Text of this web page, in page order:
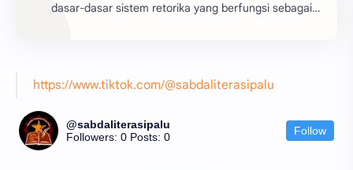
dasar-dasar sistem retorika yang berfungsi sebagai
https://www.tiktok.com/@sabdaliterasipalu
@sabdaliterasipalu
Followers: 0 Posts: 0 Follow